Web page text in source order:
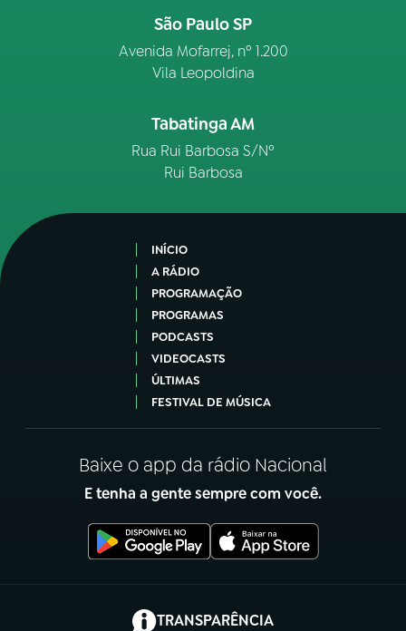
São Paulo SP
Avenida Mofarrej, nº 1.200
Vila Leopoldina
Tabatinga AM
Rua Rui Barbosa S/Nº
Rui Barbosa
INÍCIO
A RÁDIO
PROGRAMAÇÃO
PROGRAMAS
PODCASTS
VIDEOCASTS
ÚLTIMAS
FESTIVAL DE MÚSICA
Baixe o app da rádio Nacional
E tenha a gente sempre com você.
TRANSPARÊNCIA
(abre em nova aba)